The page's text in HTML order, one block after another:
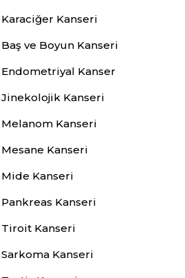
Karaciğer Kanseri
Baş ve Boyun Kanseri
Endometriyal Kanser
Jinekolojik Kanseri
Melanom Kanseri
Mesane Kanseri
Mide Kanseri
Pankreas Kanseri
Tiroit Kanseri
Sarkoma Kanseri